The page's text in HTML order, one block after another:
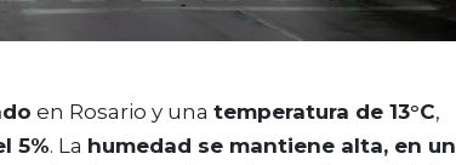
en Rosario y una temperatura de 13°C,
5%. La humedad se mantiene alta, en un